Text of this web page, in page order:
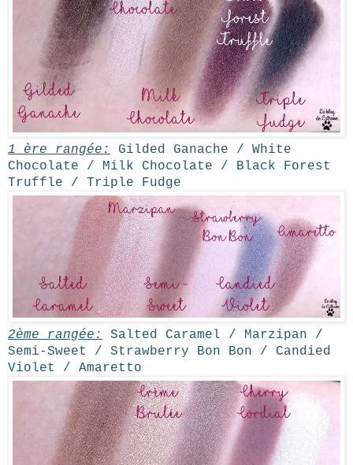
1 ère rangée:
Gilded Ganache / White
Chocolate / Milk Chocolate / Black Forest
Truffle / Triple Fudge
2ème rangée:
Salted Caramel / Marzipan /
Semi-Sweet / Strawberry Bon Bon / Candied
Violet / Amaretto